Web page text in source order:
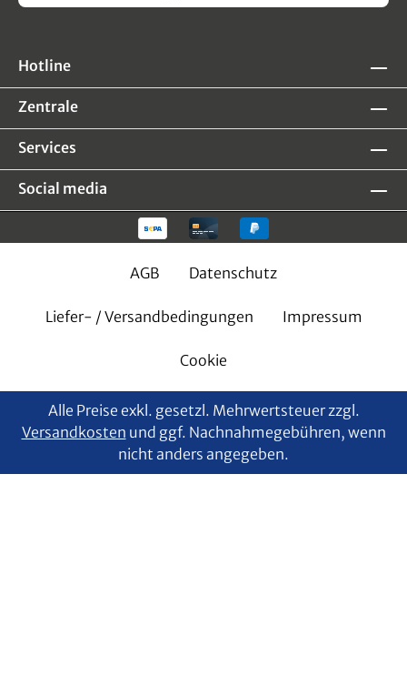
Hotline
Zentrale
Services
Social media
AGB Datenschutz
Liefer- / Versandbedingungen Impressum
Cookie
Alle Preise exkl. gesetzl. Mehrwertsteuer zzgl.
Versandkosten und ggf. Nachnahmegebühren, wenn
nicht anders angegeben.